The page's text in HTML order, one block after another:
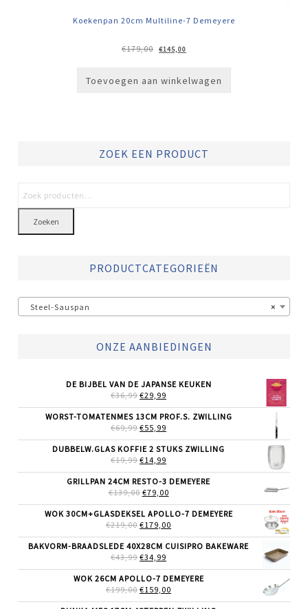
Koekenpan 20cm Multiline-7 Demeyere
€179,00
Oorspronkelijke
prijs
€145,00
prijs
Toevoegen aan winkelwagen
ZOEK EEN PRODUCT
Zoeken
PRODUCTCATEGORIEËN
×
Steel-Sauspan
ONZE AANBIEDINGEN
DE BIJBEL VAN DE JAPANSE KEUKEN
€36,99 OORSPRONKELIJKE
WAS:
€36,99.
€29,99
IS:
WORST-TOMATENMES 13CM PROF.S. ZWILLING
€69,99 OORSPRONKELIJKE
WAS:
€69,99.
€55,99
IS:
DUBBELW.GLAS KOFFIE 2 STUKS ZWILLING
€19,99 OORSPRONKELIJKE
WAS:
€19,99.
€14,99
IS:
€14,99.
GRILLPAN 24CM RESTO-3 DEMEYERE
€139,00 OORSPRONKELIJKE
WAS:
€139,00.
€79,00HUIDIGE
IS:
€79,00.
WOK 30CM+GLASDEKSEL APOLLO-7 DEMEYERE
€219,00 OORSPRONKELIJKE
WAS:
€219,00.
€179,00
IS:
BAKVORM-BRAADSLEDE 40X28CM CUISIPRO BAKEWARE
€43,99 OORSPRONKELIJKE
WAS:
€43,99.
€34,99
IS:
€34,99.
WOK 26CM APOLLO-7 DEMEYERE
€199,00 OORSPRONKELIJKE
€159,00